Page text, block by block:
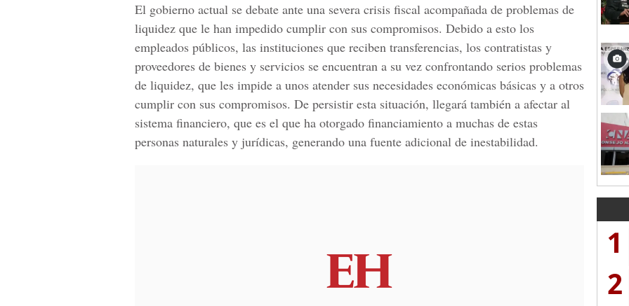
El gobierno actual se debate ante una severa crisis fiscal acompañada de problemas de
liquidez que le han impedido cumplir con sus compromisos. Debido a esto los
empleados públicos, las instituciones que reciben transferencias, los contratistas y
proveedores de bienes y servicios se encuentran a su vez confrontando serios problemas
de liquidez, que les impide a unos atender sus necesidades económicas básicas y a otros
cumplir con sus compromisos. De persistir esta situación, llegará también a afectar al
sistema financiero, que es el que ha otorgado financiamiento a muchas de estas
personas naturales y jurídicas, generando una fuente adicional de inestabilidad.
1
2